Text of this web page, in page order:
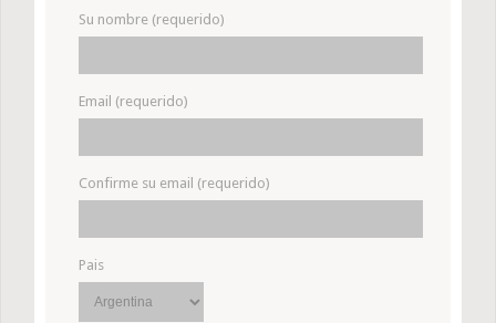
Su nombre (requerido)
Email (requerido)
Confirme su email (requerido)
Pais